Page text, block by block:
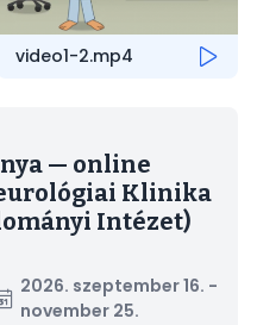
video1-2.mp4
— online
Klinika
Intézet)
2026. szeptember 16. -
november 25.